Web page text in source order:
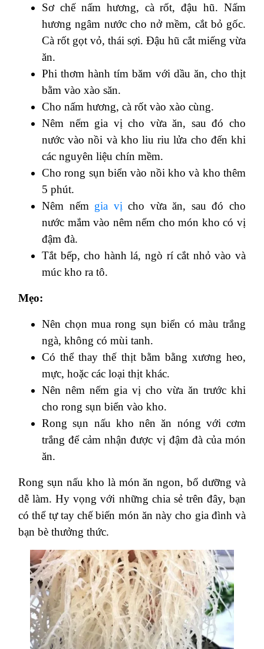
Sơ chế nấm hương, cà rốt, đậu hũ. Nấm
hương ngâm nước cho nở mềm, cắt bỏ gốc.
Cà rốt gọt vỏ, thái sợi. Đậu hũ cắt miếng vừa
ăn.
Phi thơm hành tím băm với dầu ăn, cho thịt
bằm vào xào săn.
Cho nấm hương, cà rốt vào xào cùng.
Nêm nếm gia vị cho vừa ăn, sau đó cho
nước vào nồi và kho liu riu lửa cho đến khi
các nguyên liệu chín mềm.
Cho rong sụn biển vào nồi kho và kho thêm
5 phút.
Nêm nếm gia vị cho vừa ăn, sau đó cho
nước mắm vào nêm nếm cho món kho có vị
đậm đà.
Tắt bếp, cho hành lá, ngò rí cắt nhỏ vào và
múc kho ra tô.
Mẹo:
Nên chọn mua rong sụn biển có màu trắng
ngà, không có mùi tanh.
Có thể thay thế thịt bằm bằng xương heo,
mực, hoặc các loại thịt khác.
Nên nêm nếm gia vị cho vừa ăn trước khi
cho rong sụn biển vào kho.
Rong sụn nấu kho nên ăn nóng với cơm
trắng để cảm nhận được vị đậm đà của món
ăn.
Rong sụn nấu kho là món ăn ngon, bổ dưỡng và
dễ làm. Hy vọng với những chia sẻ trên đây, bạn
có thể tự tay chế biến món ăn này cho gia đình và
bạn bè thưởng thức.